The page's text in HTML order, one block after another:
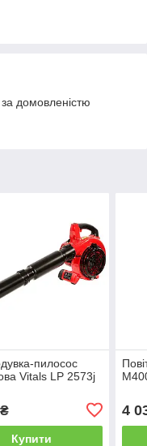
домовленістю
пилосос
Vitals LP 2573j
Купити
4